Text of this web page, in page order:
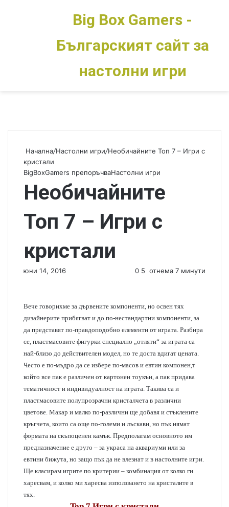
Switch skin
Big Box Gamers -
Българският сайт за
настолни игри
Начална/Настолни игри/Необичайните Топ 7 – Игри с
кристали
BigBoxGamers препоръчваНастолни игри
Необичайните
Топ 7 – Игри с
кристали
юни 14, 2016 0 5 отнема 7 минути
Вече говорихме за дървените компоненти, но освен тях
дизайнерите прибягват и до по-нестандартни компоненти, за
да представят по-правдоподобно елементи от играта. Разбира
се, пластмасовите фигурки специално „отляти“ за играта са
най-близо до действителен модел, но те доста вдигат цената.
Често е по-мъдро да се избере по-масов и евтин компонен,т
който все пак е различен от картонен тоукън, а пак придава
тематичност и индивидуалност на играта. Такива са и
пластмасовите полупрозрачни кристалчета в различни
цветове. Макар и малко по-различни ще добавя и стъклените
кръгчета, които са още по-големи и лъскави, но пък нямат
формата на скъпоценен камък. Предполагам основното им
предназначение е друго – за украса на аквариуми или за
евтини бижута, но защо пък да не влезнат и в настолните игри.
Ще класирам игрите по критерии – комбинация от колко ги
харесвам, и колко ми харесва използването на кристалите в
тях.